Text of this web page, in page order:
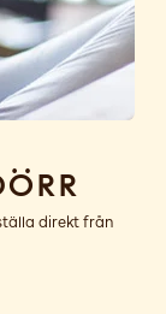
direkt från